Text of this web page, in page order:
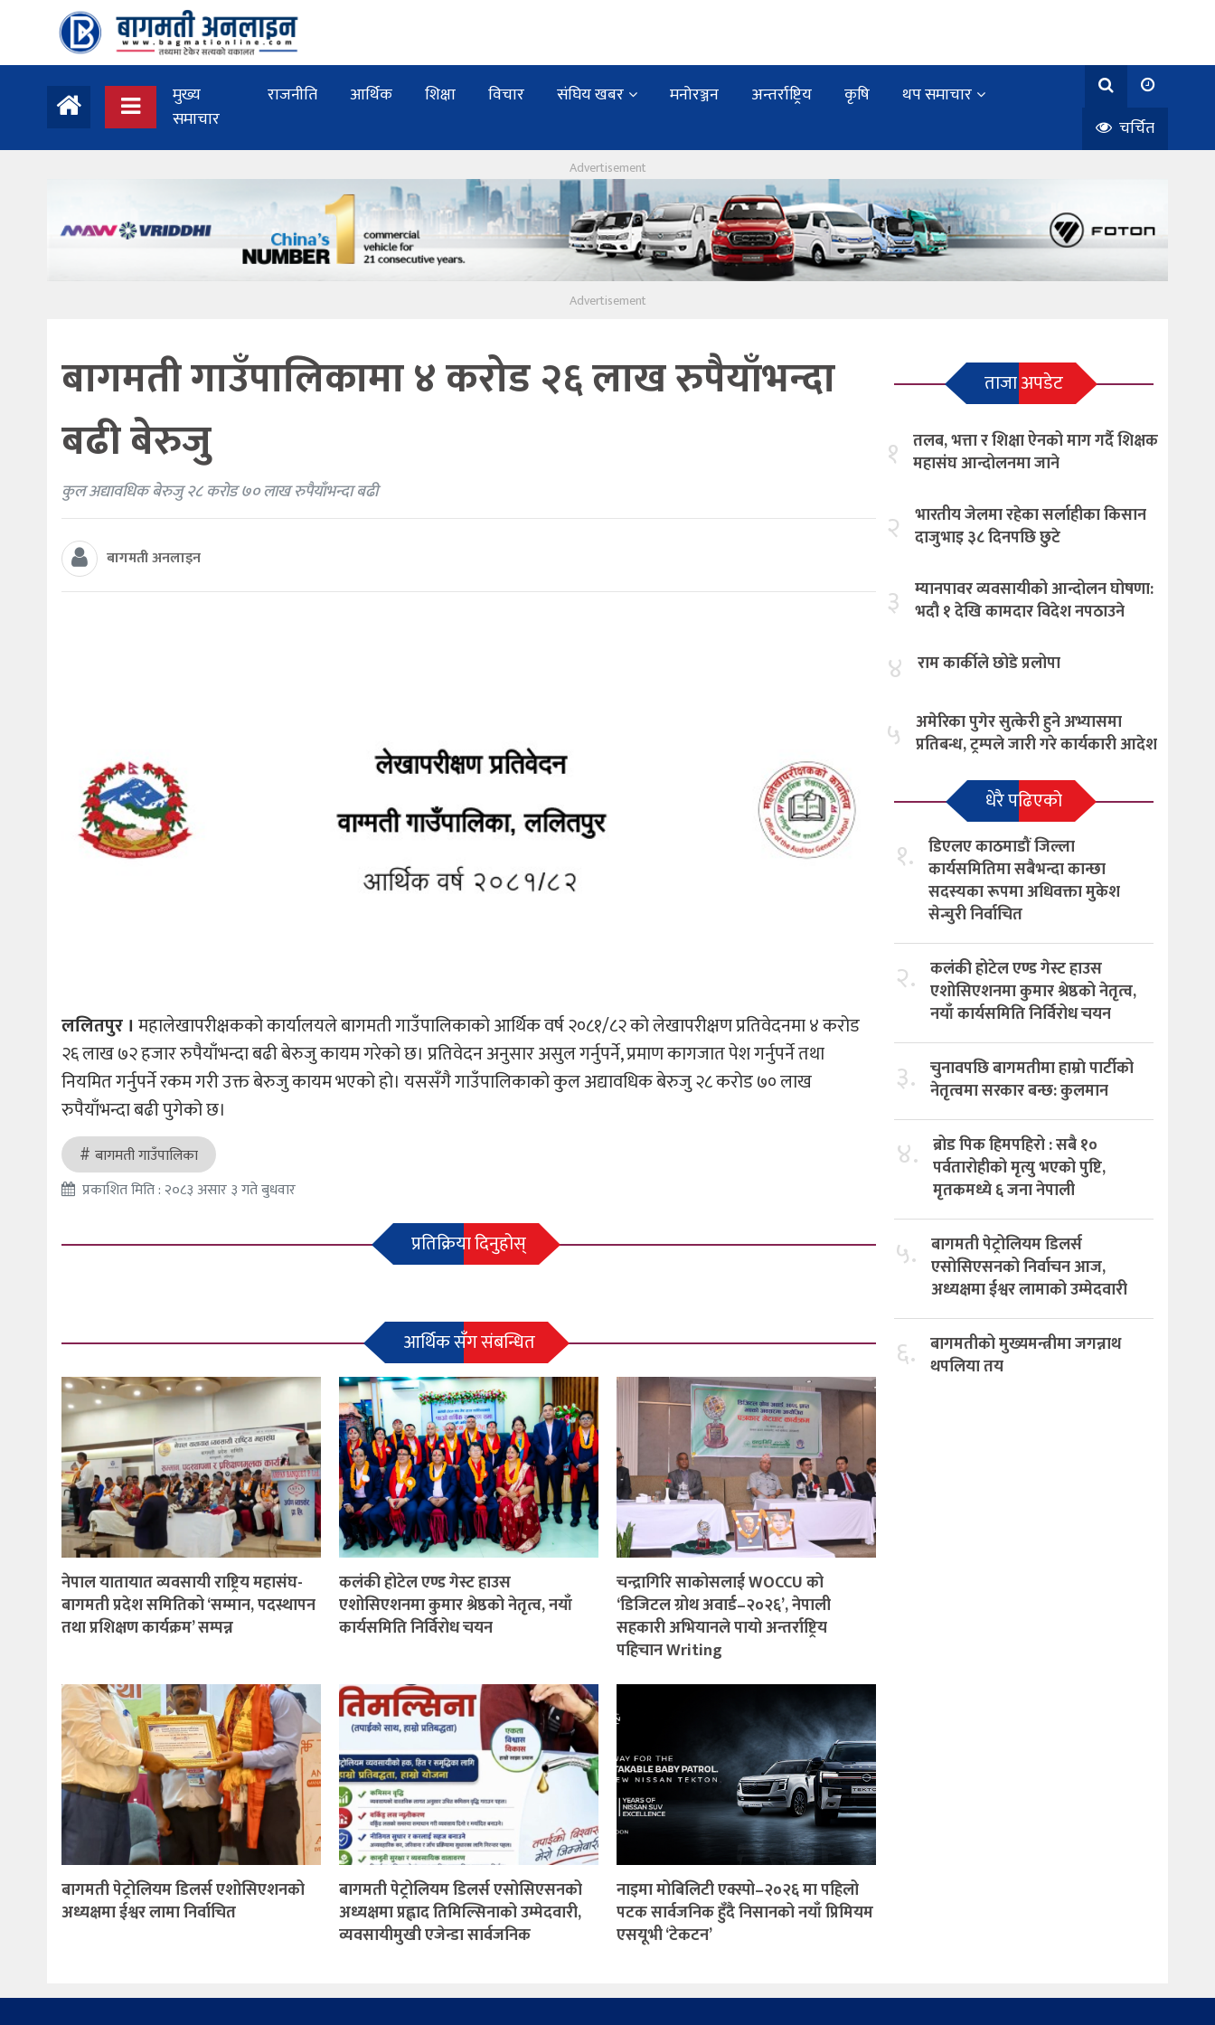
मुख्य
समाचार
राजनीति आर्थिक शिक्षा विचार संघिय खबर मनोरञ्जन अन्तर्राष्ट्रिय कृषि
थप समाचार
चर्चित
बागमती गाउँपालिकामा ४ करोड २६ लाख रुपैयाँभन्दा
बढी बेरुजु
कुल अद्यावधिक बेरुजु २८ करोड ७० लाख रुपैयाँभन्दा बढी
बागमती अनलाइन
ललितपुर । महालेखापरीक्षकको कार्यालयले बागमती गाउँपालिकाको आर्थिक वर्ष २०८१/८२ को लेखापरीक्षण प्रतिवेदनमा ४ करोड
२६ लाख ७२ हजार रुपैयाँभन्दा बढी बेरुजु कायम गरेको छ। प्रतिवेदन अनुसार असुल गर्नुपर्ने, प्रमाण कागजात पेश गर्नुपर्ने तथा
नियमित गर्नुपर्ने रकम गरी उक्त बेरुजु कायम भएको हो। यससँगै गाउँपालिकाको कुल अद्यावधिक बेरुजु २८ करोड ७० लाख
रुपैयाँभन्दा बढी पुगेको छ।
बागमती गाउँपालिका
प्रकाशित मिति : २०८३ असार ३ गते बुधवार
प्रतिक्रिया दिनुहोस्
आर्थिक सँग संबन्धित
नेपाल यातायात व्यवसायी राष्ट्रिय महासंघ-
बागमती प्रदेश समितिको ‘सम्मान, पदस्थापन
तथा प्रशिक्षण कार्यक्रम’ सम्पन्न
कलंकी होटेल एण्ड गेस्ट हाउस
एशोसिएशनमा कुमार श्रेष्ठको नेतृत्व, नयाँ
कार्यसमिति निर्विरोध चयन
चन्द्रागिरि साकोसलाई WOCCU को
‘डिजिटल ग्रोथ अवार्ड–२०२६’, नेपाली
सहकारी अभियानले पायो अन्तर्राष्ट्रिय
पहिचान Writing
बागमती पेट्रोलियम डिलर्स एशोसिएशनको
अध्यक्षमा ईश्वर लामा निर्वाचित
बागमती पेट्रोलियम डिलर्स एसोसिएसनको
अध्यक्षमा प्रह्लाद तिमिल्सिनाको उम्मेदवारी,
व्यवसायीमुखी एजेन्डा सार्वजनिक
नाइमा मोबिलिटी एक्स्पो–२०२६ मा पहिलो
पटक सार्वजनिक हुँदै निसानको नयाँ प्रिमियम
एसयूभी ‘टेकटन’
ताजा अपडेट
१ तलब, भत्ता र शिक्षा ऐनको माग गर्दै शिक्षक
महासंघ आन्दोलनमा जाने
२ भारतीय जेलमा रहेका सर्लाहीका किसान
दाजुभाइ ३८ दिनपछि छुटे
३ म्यानपावर व्यवसायीको आन्दोलन घोषणा:
भदौ १ देखि कामदार विदेश नपठाउने
४ राम कार्कीले छोडे प्रलोपा
५ अमेरिका पुगेर सुत्केरी हुने अभ्यासमा
प्रतिबन्ध, ट्रम्पले जारी गरे कार्यकारी आदेश
धेरै पढिएको
१. डिएलए काठमाडौं जिल्ला
कार्यसमितिमा सबैभन्दा कान्छा
सदस्यका रूपमा अधिवक्ता मुकेश
सेन्चुरी निर्वाचित
२. कलंकी होटेल एण्ड गेस्ट हाउस
एशोसिएशनमा कुमार श्रेष्ठको नेतृत्व,
नयाँ कार्यसमिति निर्विरोध चयन
३. चुनावपछि बागमतीमा हाम्राे पार्टीको
नेतृत्वमा सरकार बन्छ: कुलमान
४. ब्रोड पिक हिमपहिरो : सबै १०
पर्वतारोहीको मृत्यु भएको पुष्टि,
मृतकमध्ये ६ जना नेपाली
५. बागमती पेट्रोलियम डिलर्स
एसोसिएसनको निर्वाचन आज,
अध्यक्षमा ईश्वर लामाको उम्मेदवारी
६. बागमतीको मुख्यमन्त्रीमा जगन्नाथ
थपलिया तय